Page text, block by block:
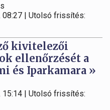
08:27 | Utolsó frissítés:
kivitelezői
ellenőrzését a
és Iparkamara »
15:14 | Utolsó frissítés: